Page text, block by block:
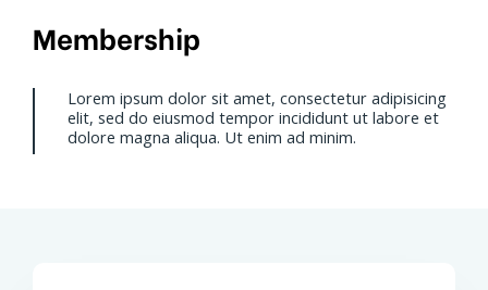
Membership
Lorem ipsum dolor sit amet, consectetur adipisicing
elit, sed do eiusmod tempor incididunt ut labore et
dolore magna aliqua. Ut enim ad minim.